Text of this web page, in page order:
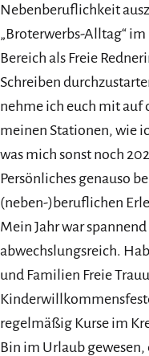
Nebenberuflichkeit
„Broterwerbs-Alltag“
Bereich als Freie
Schreiben
nehme ich euch mit auf
meinen Stationen, wie
was mich sonst noch
Persönliches genauso
(neben-)beruflichen
Mein Jahr war
abwechslungsreich.
und Familien Freie
regelmäßig Kurse im
Bin im Urlaub